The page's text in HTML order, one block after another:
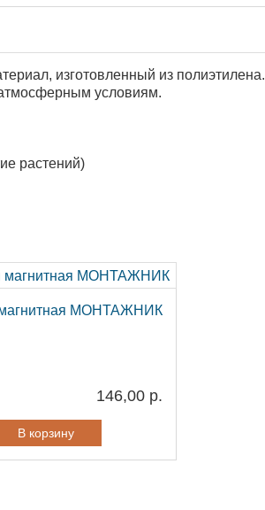
изготовленный из полиэтилена.
условиям.
растений)
магнитная МОНТАЖНИК
146,00 р.
В корзину